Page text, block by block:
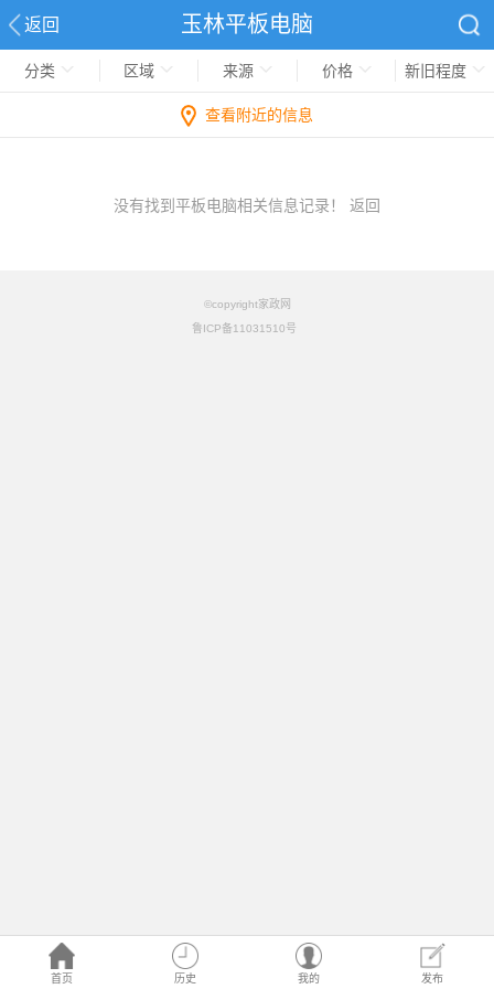
返回 玉林平板电脑
首页 历史 我的 发布
分类 区域 来源 价格 新旧程度
查看附近的信息
没有找到平板电脑相关信息记录！ 返回
©copyright家政网
鲁ICP备11031510号